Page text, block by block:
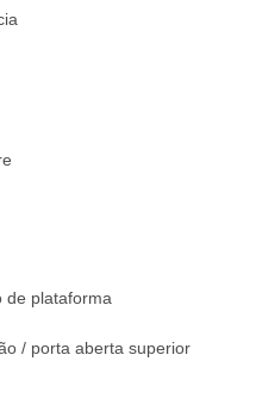
de plataforma
/ porta aberta superior